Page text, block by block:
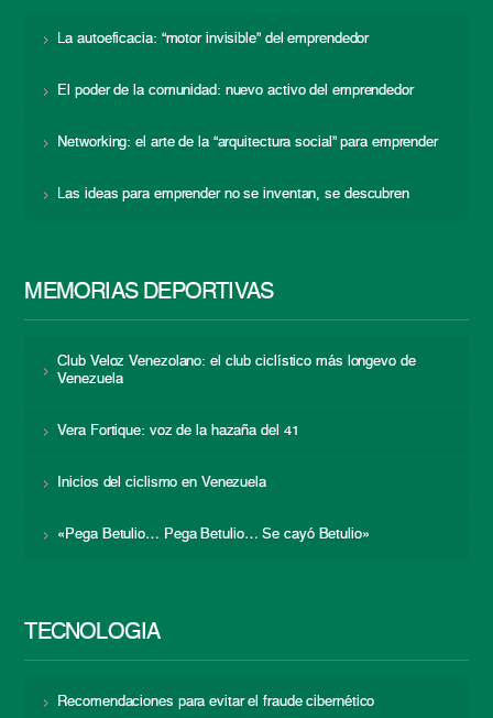
La autoeficacia: “motor invisible” del emprendedor
El poder de la comunidad: nuevo activo del emprendedor
Networking: el arte de la “arquitectura social” para emprender
Las ideas para emprender no se inventan, se descubren
MEMORIAS DEPORTIVAS
Club Veloz Venezolano: el club ciclístico más longevo de
Venezuela
Vera Fortique: voz de la hazaña del 41
Inicios del ciclismo en Venezuela
«Pega Betulio… Pega Betulio… Se cayó Betulio»
TECNOLOGÍA
Recomendaciones para evitar el fraude cibernético